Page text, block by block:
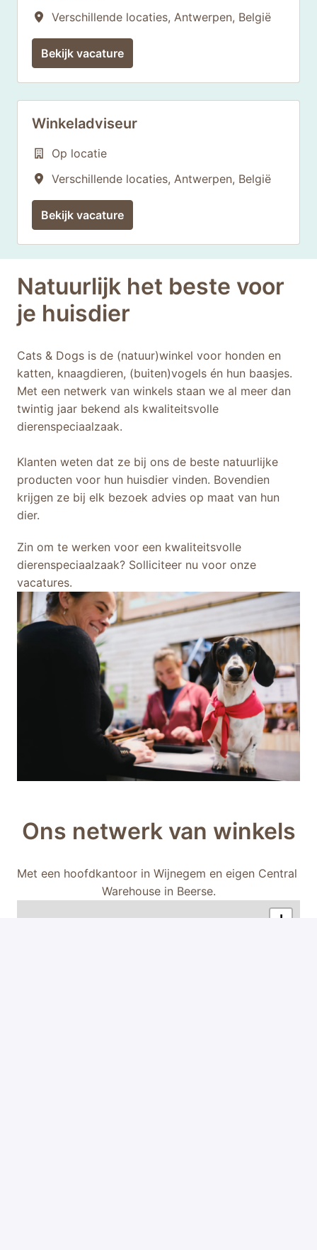
Verschillende locaties, Antwerpen, België
Bekijk vacature
Winkeladviseur
Op locatie
Verschillende locaties, Antwerpen, België
Bekijk vacature
Natuurlijk het beste voor
je huisdier
Cats & Dogs is de (natuur)winkel voor honden en
katten, knaagdieren, (buiten)vogels én hun baasjes.
Met een netwerk van winkels staan we al meer dan
twintig jaar bekend als kwaliteitsvolle
dierenspeciaalzaak.
Klanten weten dat ze bij ons de beste natuurlijke
producten voor hun huisdier vinden. Bovendien
krijgen ze bij elk bezoek advies op maat van hun
dier.
Zin om te werken voor een kwaliteitsvolle
dierenspeciaalzaak? Solliciteer nu voor onze
vacatures.
Ons netwerk van winkels
Met een hoofdkantoor in Wijnegem en eigen Central
Warehouse in Beerse.
+